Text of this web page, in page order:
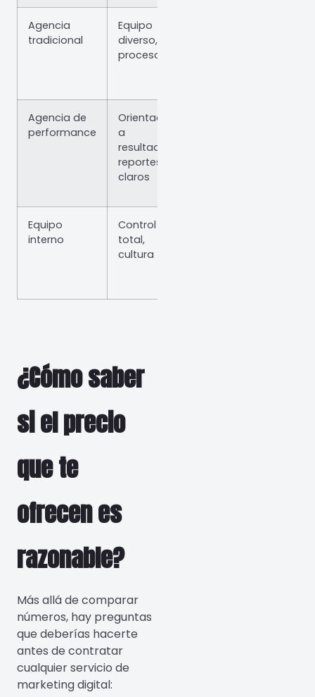
Agencia
tradicional
Equipo
diverso,
procesos
Agencia de
performance
Orientada
a
resultados,
reportes
claros
Equipo
interno
Control
total,
cultura
¿Cómo saber
si el precio
que te
ofrecen es
razonable?
Más allá de comparar
números, hay preguntas
que deberías hacerte
antes de contratar
cualquier servicio de
marketing digital: